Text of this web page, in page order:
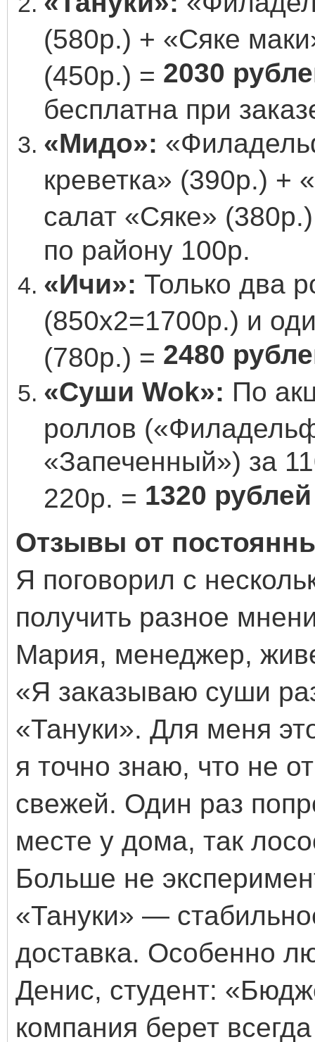
(580р.) + «Сяке
(450р.) = 2030
бесплатна при
«Мидо»:
креветка» (390р.)
салат «Сяке»
по району 100р.
«Ичи»: Только два
(850х2=1700р.) и
(780р.) = 2480
«Суши Wok»: По
роллов
«Запеченный») за
220р. = 1320 рублей
Отзывы от
Я поговорил с
получить разное
Мария, менеджер,
«Я заказываю суши
«Тануки». Для меня
я точно знаю, что не
свежей. Один раз
месте у дома, так
Больше не
«Тануки» —
доставка. Особенно
Денис, студент:
компания берет